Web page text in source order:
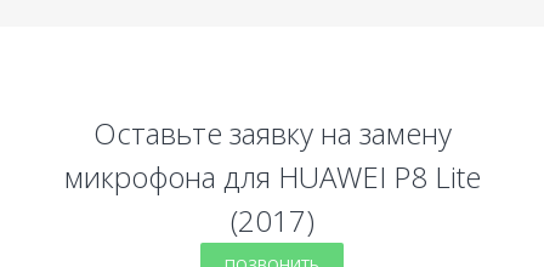
Оставьте заявку на замену
микрофона для HUAWEI P8 Lite
(2017)